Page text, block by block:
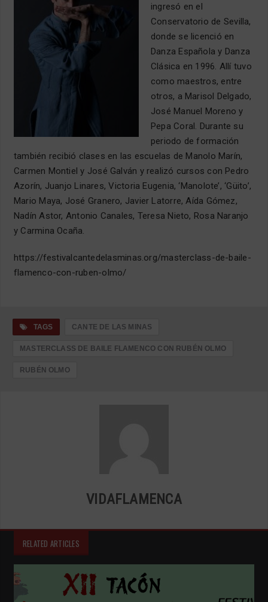
ingresó en el
Conservatorio de Sevilla,
donde se licenció en
Danza Española y Danza
Clásica en 1996. Allí tuvo
como maestros, entre
otros, a Marisol Delgado,
José Manuel Moreno y
Pepa Coral. Durante su
periodo de formación
también recibió clases en las escuelas de Manolo Marín,
Carmen Montiel y José Galván y realizó cursos con Pedro
Azorín, Juanjo Linares, Victoria Eugenia, ‘Manolote’, ‘Güito’,
Mario Maya, José Granero, Javier Latorre, Aída Gómez,
Nadín Astor, Antonio Canales, Teresa Nieto, Rosa Naranjo
y Carmina Ocaña.
https://festivalcantedelasminas.org/masterclass-de-baile-
flamenco-con-ruben-olmo/
TAGS CANTE DE LAS MINAS
MASTERCLASS DE BAILE FLAMENCO CON RUBÉN OLMO
RUBÉN OLMO
VIDAFLAMENCA
RELATED ARTICLES